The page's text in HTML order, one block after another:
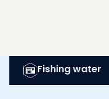
Fishing water